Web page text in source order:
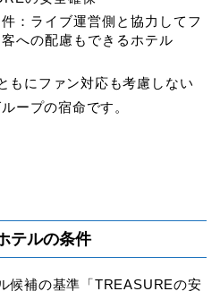
：ライブ運営側と協力してフ
への配慮もできるホテル
もにファン対応も考慮しない
ープの宿命です。
テルの条件
候補の基準「TREASUREの安